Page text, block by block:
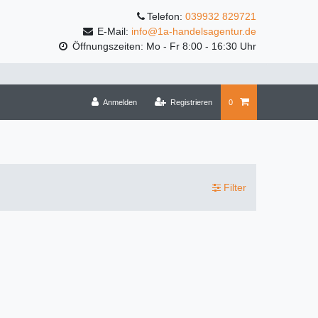
Telefon: 039932 829721
E-Mail: info@1a-handelsagentur.de
Öffnungszeiten: Mo - Fr 8:00 - 16:30 Uhr
Anmelden Registrieren 0
Filter